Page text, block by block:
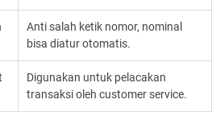
Anti salah ketik nomor, nominal
bisa diatur otomatis.
Digunakan untuk pelacakan
transaksi oleh customer service.